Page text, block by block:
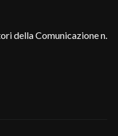
della Comunicazione n.